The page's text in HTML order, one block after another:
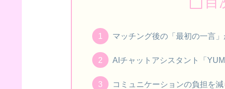
マッチング後の「最初の一言
AIチャットアシスタント「
コミュニケーションの負担を